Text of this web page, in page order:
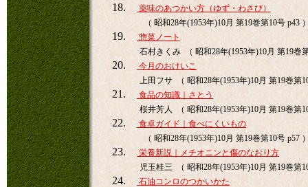
18.
薬味のあつかい方（ゆず・わさび）
（ 昭和28年(1953年)10月 第19巻第10号 p43
19.
惣菜ノート
石村きくみ （ 昭和28年(1953年)10月 第19巻
20.
今月のおけいこ
上田フサ （ 昭和28年(1953年)10月 第19巻第
21.
食品の知識｜さとう
桜井芳人 （ 昭和28年(1953年)10月 第19巻第
22.
食卓ガイド｜食べにくいもの
（ 昭和28年(1953年)10月 第19巻第10号 p57
23.
栄養新説｜メチオニンと傷のなおり方
児玉桂三 （ 昭和28年(1953年)10月 第19巻第
24.
石油コンロのつかいかた